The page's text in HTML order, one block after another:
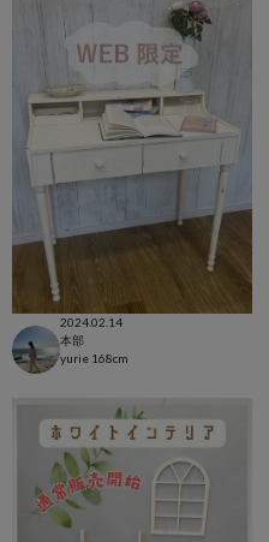
2024.02.14
本部
yurie 168cm